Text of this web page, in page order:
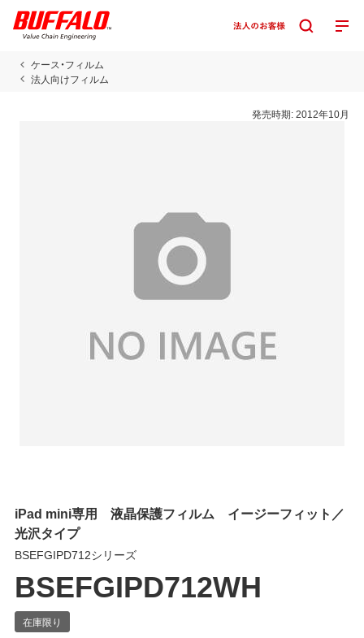
ケース・フィルム
法人向けフィルム
発売時期:2012年10月
iPad mini専用 液晶保護フィルム イージーフィット／
光沢タイプ
BSEFGIPD712シリーズ
BSEFGIPD712WH